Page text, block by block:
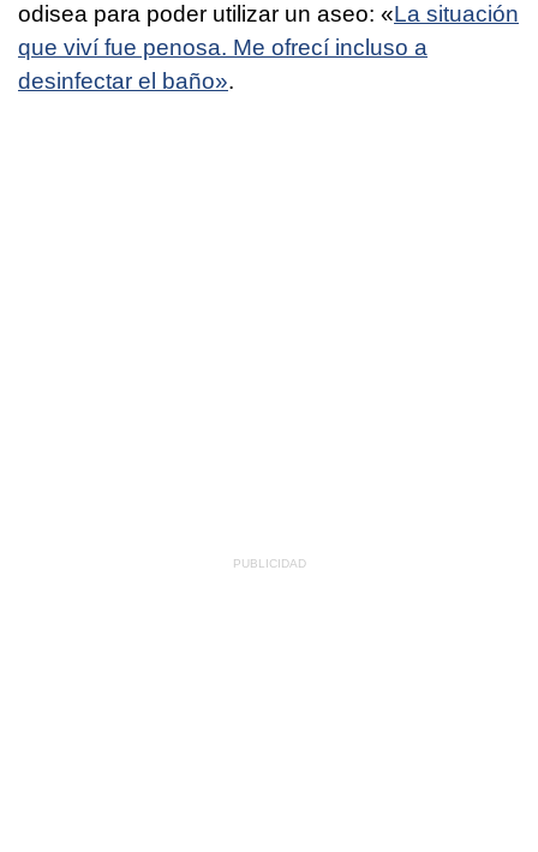
odisea para poder utilizar un aseo: «La situación
que viví fue penosa. Me ofrecí incluso a
desinfectar el baño».